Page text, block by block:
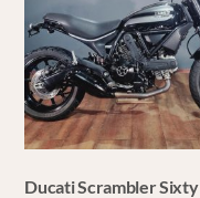
Ducati Scrambler Sixty